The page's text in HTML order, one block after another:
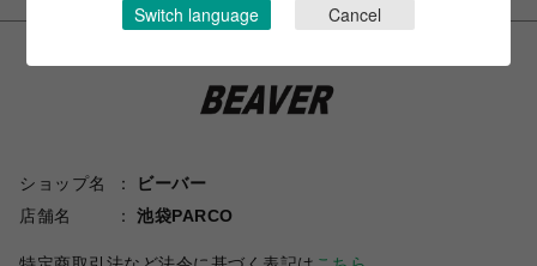
ショップ名
ビーバー
店舗名
池袋PARCO
Switch language Cancel